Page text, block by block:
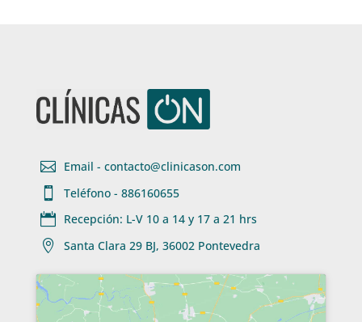
 Email - contacto@clinicason.com

Teléfono - 886160655
 Recepción: L-V 10 a 14 y 17 a 21 hrs

Santa Clara 29 BJ, 36002 Pontevedra